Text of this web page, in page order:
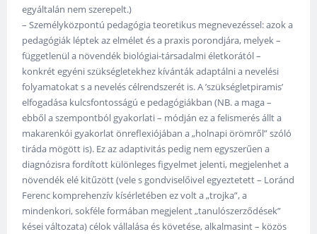
egyáltalán nem szerepelt.)
– Személyközpontú pedagógia teoretikus megnevezéssel: azok a
pedagógiák léptek az elmélet és a praxis porondjára, melyek –
függetlenül a növendék biológiai-társadalmi életkorától –
konkrét egyéni szükségletekhez kívánták adaptálni a nevelési
folyamatokat s a nevelés célrendszerét is. A ’szükségletpiramis’
elfogadása kulcsfontosságú e pedagógiákban (NB. a maga –
ebből a szempontból gyakorlati – módján ez a felismerés állt a
makarenkói gyakorlat önreflexiójában a „holnapi örömről” szóló
tiráda mögött is). Ez az adaptivitás pedig nem egyszerűen a
diagnózisra fordított különleges figyelmet jelenti, megjelenhet a
növendék elé kitűzött (vele s gondviselőivel egyeztetett – Loránd
Ferenc komprehenzív kísérletében ez volt a „trojka”, a
mindenkori, sokféle formában megjelent „tanulószerződések”
kései változata) célok vállalása és követése, alkalmasint – közös